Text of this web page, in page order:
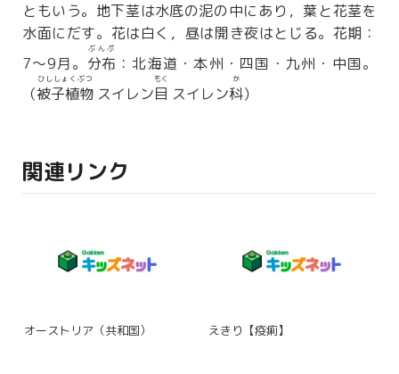
ともいう。地下茎は水底の泥の中にあり，葉と花茎を
水面にだす。花は白く，昼は開き夜はとじる。花期：
7〜9月。 分布
ぶんぷ
：北海道・本州・四国・九州・中国。
（被子植物
ひししょくぶつ
スイレン目
もく
スイレン科
か
）
関連リンク
オーストリア（共和国） えきり【疫痢】